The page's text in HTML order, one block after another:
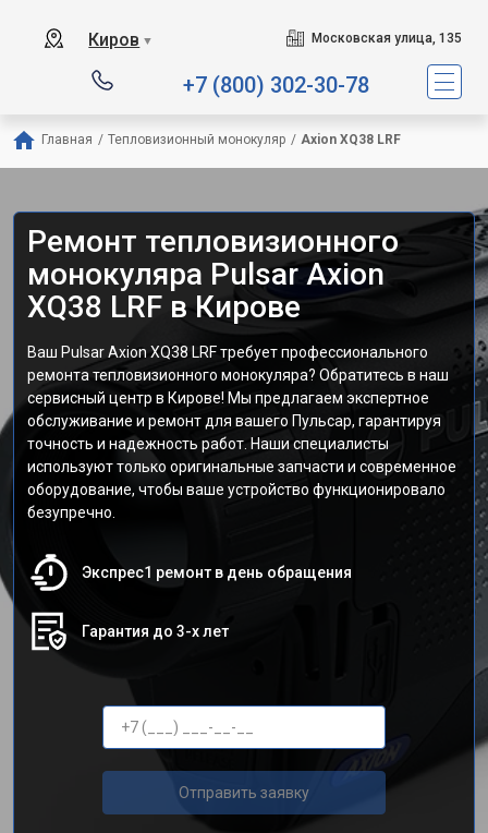
Киров ▼ Московская улица, 135
+7 (800) 302-30-78
Главная / Тепловизионный монокуляр / Axion XQ38 LRF
Ремонт тепловизионного
монокуляра Pulsar Axion
XQ38 LRF в Кирове
Ваш Pulsar Axion XQ38 LRF требует профессионального
ремонта тепловизионного монокуляра? Обратитесь в наш
сервисный центр в Кирове! Мы предлагаем экспертное
обслуживание и ремонт для вашего Пульсар, гарантируя
точность и надежность работ. Наши специалисты
используют только оригинальные запчасти и современное
оборудование, чтобы ваше устройство функционировало
безупречно.
Экспрес1 ремонт в день обращения
Гарантия до 3-х лет
Отправить заявку